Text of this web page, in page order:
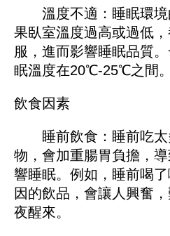
溫度不適：睡眠環境
果臥室溫度過高或過低
服，進而影響睡眠品質
眠溫度在20℃-25℃之間。
飲食因素
睡前飲食：睡前吃太
物，會加重腸胃負擔，
響睡眠。例如，睡前喝
因的飲品，會讓人興奮
夜醒來。